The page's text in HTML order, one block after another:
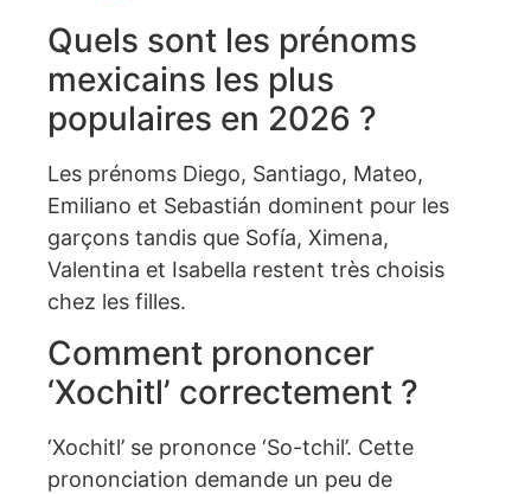
Quels sont les prénoms
mexicains les plus
populaires en 2026 ?
Les prénoms Diego, Santiago, Mateo,
Emiliano et Sebastián dominent pour les
garçons tandis que Sofía, Ximena,
Valentina et Isabella restent très choisis
chez les filles.
Comment prononcer
‘Xochitl’ correctement ?
‘Xochitl’ se prononce ‘So-tchil’. Cette
prononciation demande un peu de